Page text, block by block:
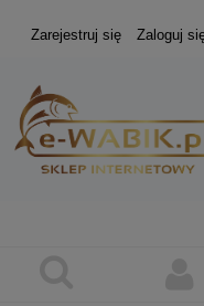
Zarejestruj się Zaloguj